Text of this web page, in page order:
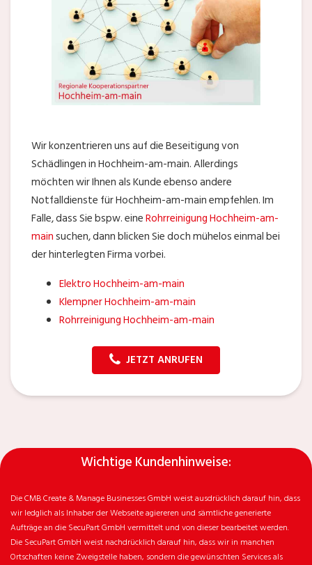
Wir konzentrieren uns auf die Beseitigung von
Schädlingen in Hochheim-am-main. Allerdings
möchten wir Ihnen als Kunde ebenso andere
Notfalldienste für Hochheim-am-main empfehlen. Im
Falle, dass Sie bspw. eineRohrreinigung Hochheim-am-
mainsuchen, dann blicken Sie doch mühelos einmal bei
der hinterlegten Firma vorbei.
Elektro Hochheim-am-main
Klempner Hochheim-am-main
Rohrreinigung Hochheim-am-main
JETZT ANRUFEN
Wichtige Kundenhinweise:
Die CMB Create & Manage Businesses GmbH weist ausdrücklich darauf hin, dass
wir ledglich als Inhaber der Webseite agiereren und sämtliche generierte
Aufträge an die SecuPart GmbH vermittelt und von dieser bearbeitet werden.
Die SecuPart GmbH weist nachdrücklich darauf hin, dass wir in manchen
Ortschaften keine Zweigstelle haben, sondern die gewünschten Services als